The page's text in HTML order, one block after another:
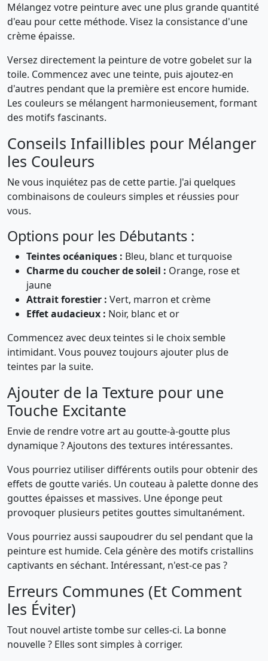
Mélangez votre peinture avec une plus grande quantité
d'eau pour cette méthode. Visez la consistance d'une
crème épaisse.
Versez directement la peinture de votre gobelet sur la
toile. Commencez avec une teinte, puis ajoutez-en
d'autres pendant que la première est encore humide.
Les couleurs se mélangent harmonieusement, formant
des motifs fascinants.
Conseils Infaillibles pour Mélanger
les Couleurs
Ne vous inquiétez pas de cette partie. J'ai quelques
combinaisons de couleurs simples et réussies pour
vous.
Options pour les Débutants :
Teintes océaniques : Bleu, blanc et turquoise
Charme du coucher de soleil : Orange, rose et
jaune
Attrait forestier : Vert, marron et crème
Effet audacieux : Noir, blanc et or
Commencez avec deux teintes si le choix semble
intimidant. Vous pouvez toujours ajouter plus de
teintes par la suite.
Ajouter de la Texture pour une
Touche Excitante
Envie de rendre votre art au goutte-à-goutte plus
dynamique ? Ajoutons des textures intéressantes.
Vous pourriez utiliser différents outils pour obtenir des
effets de goutte variés. Un couteau à palette donne des
gouttes épaisses et massives. Une éponge peut
provoquer plusieurs petites gouttes simultanément.
Vous pourriez aussi saupoudrer du sel pendant que la
peinture est humide. Cela génère des motifs cristallins
captivants en séchant. Intéressant, n'est-ce pas ?
Erreurs Communes (Et Comment
les Éviter)
Tout nouvel artiste tombe sur celles-ci. La bonne
nouvelle ? Elles sont simples à corriger.